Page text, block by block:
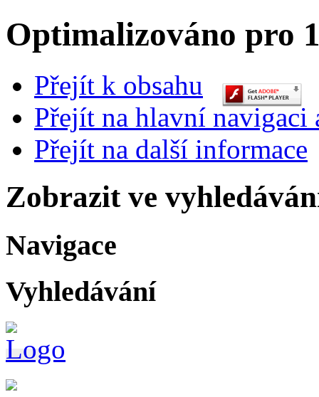
Optimalizováno pro
Přejít k obsahu
Přejít na hlavní navigaci
Přejít na další informace
Zobrazit ve
Navigace
Vyhledávání